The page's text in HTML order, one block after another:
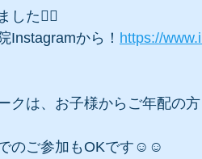
した🙆‍♀️
Instagramから！ https://
クは、お子様からご年配の
のご参加もOKです☺️☺️